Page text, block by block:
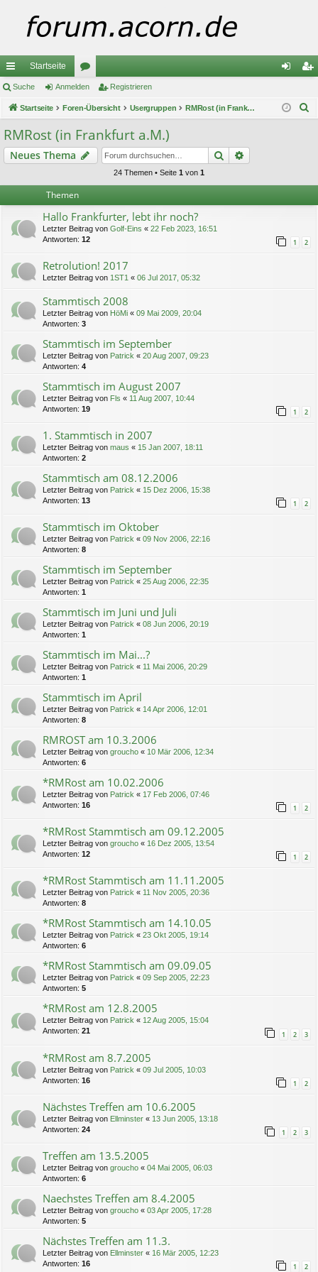
ch
ne
llz
ug
Startseite
or
en m ist
Suche Anmelden Registrieren
Startseite Foren-Übersicht Usergruppen RMRost (in Frankfurt a.M.)
RMRost (in Frankfurt a.M.)
Neues Thema Suche
24 Themen • Seite 1 von 1
Themen
Hallo Frankfurter, lebt ihr noch?
Letzter Beitrag von Golf-Eins « 22 Feb 2023, 16:51
Antworten: 12 1 2
Retrolution! 2017
Letzter Beitrag von 1ST1 « 06 Jul 2017, 05:32
Stammtisch 2008
Letzter Beitrag von HöMi « 09 Mai 2009, 20:04
Antworten: 3
Stammtisch im September
Letzter Beitrag von Patrick « 20 Aug 2007, 09:23
Antworten: 4
Stammtisch im August 2007
Letzter Beitrag von Fls « 11 Aug 2007, 10:44
Antworten: 19 1 2
1. Stammtisch in 2007
Letzter Beitrag von maus « 15 Jan 2007, 18:11
Antworten: 2
Stammtisch am 08.12.2006
Letzter Beitrag von Patrick « 15 Dez 2006, 15:38
Antworten: 13 1 2
Stammtisch im Oktober
Letzter Beitrag von Patrick « 09 Nov 2006, 22:16
Antworten: 8
Stammtisch im September
Letzter Beitrag von Patrick « 25 Aug 2006, 22:35
Antworten: 1
Stammtisch im Juni und Juli
Letzter Beitrag von Patrick « 08 Jun 2006, 20:19
Antworten: 1
Stammtisch im Mai...?
Letzter Beitrag von Patrick « 11 Mai 2006, 20:29
Antworten: 1
Stammtisch im April
Letzter Beitrag von Patrick « 14 Apr 2006, 12:01
Antworten: 8
RMROST am 10.3.2006
Letzter Beitrag von groucho « 10 Mär 2006, 12:34
Antworten: 6
*RMRost am 10.02.2006
Letzter Beitrag von Patrick « 17 Feb 2006, 07:46
Antworten: 16 1 2
*RMRost Stammtisch am 09.12.2005
Letzter Beitrag von groucho « 16 Dez 2005, 13:54
Antworten: 12 1 2
*RMRost Stammtisch am 11.11.2005
Letzter Beitrag von Patrick « 11 Nov 2005, 20:36
Antworten: 8
*RMRost Stammtisch am 14.10.05
Letzter Beitrag von Patrick « 23 Okt 2005, 19:14
Antworten: 6
*RMRost Stammtisch am 09.09.05
Letzter Beitrag von Patrick « 09 Sep 2005, 22:23
Antworten: 5
*RMRost am 12.8.2005
Letzter Beitrag von Patrick « 12 Aug 2005, 15:04
Antworten: 21 1 2 3
*RMRost am 8.7.2005
Letzter Beitrag von Patrick « 09 Jul 2005, 10:03
Antworten: 16 1 2
Nächstes Treffen am 10.6.2005
Letzter Beitrag von Ellminster « 13 Jun 2005, 13:18
Antworten: 24 1 2 3
Treffen am 13.5.2005
Letzter Beitrag von groucho « 04 Mai 2005, 06:03
Antworten: 6
Naechstes Treffen am 8.4.2005
Letzter Beitrag von groucho « 03 Apr 2005, 17:28
Antworten: 5
Nächstes Treffen am 11.3.
Letzter Beitrag von Ellminster « 16 Mär 2005, 12:23
Antworten: 16 1 2